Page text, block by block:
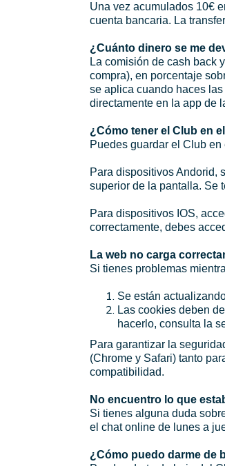
Una vez acumulados 10€
cuenta bancaria. La
¿Cuánto dinero se me
La comisión de cash back
compra), en porcentaje
se aplica cuando haces
directamente en la app de
¿Cómo tener el Club en
Puedes guardar el Club
Para dispositivos Andorid,
superior de la pantalla. Se
Para dispositivos IOS,
correctamente, debes
La web no carga
Si tienes problemas
Se están
Las cookies deben
hacerlo, consulta la
Para garantizar la
(Chrome y Safari) tanto
compatibilidad.
No encuentro lo que
Si tienes alguna duda
el chat online de lunes a
¿Cómo puedo darme de